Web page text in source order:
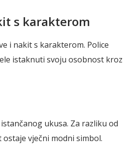
s karakterom
i nakit s karakterom. Police
istaknuti svoju osobnost kroz
ukusa. Za razliku od
vječni modni simbol.